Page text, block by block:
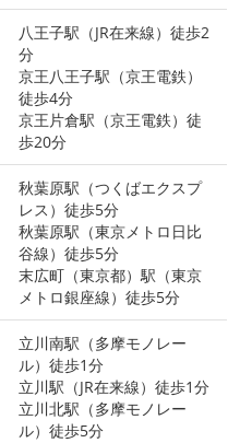
八王子駅（JR在来線）徒歩2
分
京王八王子駅（京王電鉄）
徒歩4分
京王片倉駅（京王電鉄）徒
歩20分
秋葉原駅（つくばエクスプ
レス）徒歩5分
秋葉原駅（東京メトロ日比
谷線）徒歩5分
末広町（東京都）駅（東京
メトロ銀座線）徒歩5分
立川南駅（多摩モノレー
ル）徒歩1分
立川駅（JR在来線）徒歩1分
立川北駅（多摩モノレー
ル）徒歩5分